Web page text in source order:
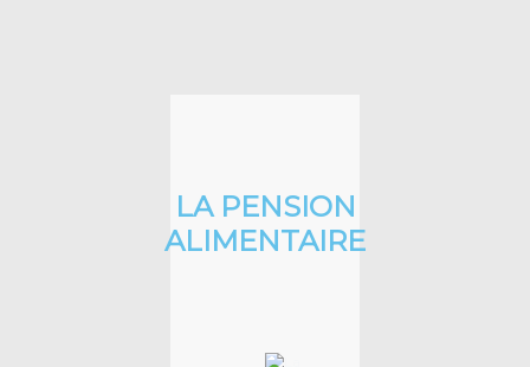
LA PENSION
ALIMENTAIRE